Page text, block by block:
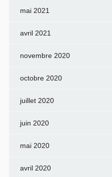
mai 2021
avril 2021
novembre 2020
octobre 2020
juillet 2020
juin 2020
mai 2020
avril 2020